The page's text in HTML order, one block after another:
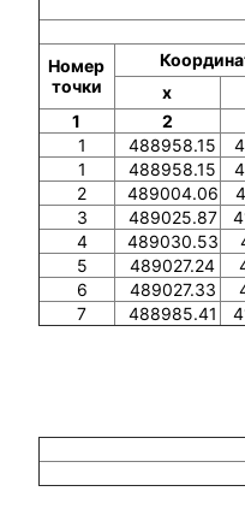
Номер
точки
x
1
2
1
488958.15
1
488958.15
2
489004.06
3
489025.87
4
489030.53
5
489027.24
6
489027.33
7
488985.41